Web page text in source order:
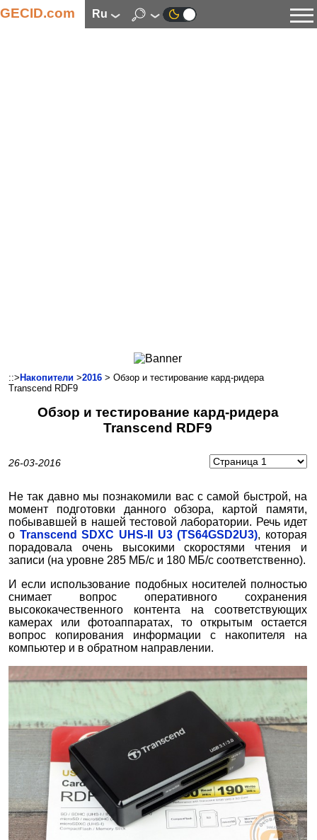
GECID.com ru
Смартфоны
Коммуникации
Автоэлектроника
Программное обеспечение
::> Накопители >2016 > Обзор и тестирование кард-ридера
Transcend RDF9
Обзор и тестирование кард-ридера
Transcend RDF9
26-03-2016
Не так давно мы познакомили вас с самой быстрой, на
момент подготовки данного обзора, картой памяти,
побывавшей в нашей тестовой лаборатории. Речь идет
о Transcend SDXC UHS-II U3 (TS64GSD2U3), которая
порадовала очень высокими скоростями чтения и
записи (на уровне 285 МБ/с и 180 МБ/с соответственно).
И если использование подобных носителей полностью
снимает вопрос оперативного сохранения
высококачественного контента на соответствующих
камерах или фотоаппаратах, то открытым остается
вопрос копирования информации с накопителя на
компьютер и в обратном направлении.